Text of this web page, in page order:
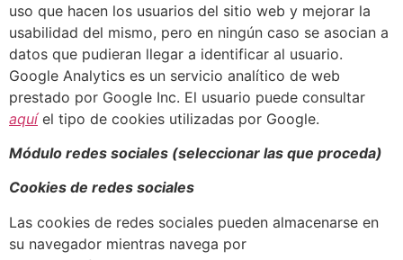
uso que hacen los usuarios del sitio web y mejorar la
usabilidad del mismo, pero en ningún caso se asocian a
datos que pudieran llegar a identificar al usuario.
Google Analytics es un servicio analítico de web
prestado por Google Inc. El usuario puede consultar
aquíel tipo de cookies utilizadas por Google.
Módulo redes sociales (seleccionar las que proceda)
Cookies de redes sociales
Las cookies de redes sociales pueden almacenarse en
su navegador mientras navega por